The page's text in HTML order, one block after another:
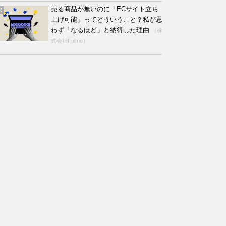
売る商品が無いのに「ECサイト立ち
上げ可能」ってどういうこと？私が思
わず「なるほど」と納得した理由
（株
式会社Fulmo）